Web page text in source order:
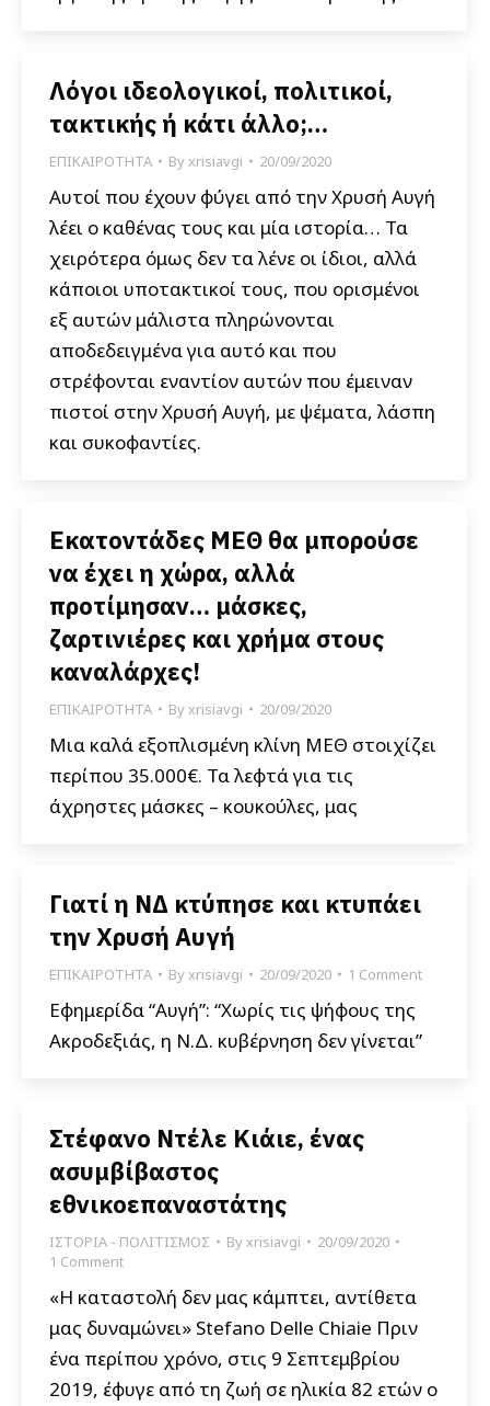
Λόγοι ιδεολογικοί, πολιτικοί,
τακτικής ή κάτι άλλο;…
ΕΠΙΚΑΙΡΟΤΗΤΑ Byxrisiavgi 20/09/2020
Αυτοί που έχουν φύγει από την Χρυσή Αυγή
λέει ο καθένας τους και μία ιστορία… Τα
χειρότερα όμως δεν τα λένε οι ίδιοι, αλλά
κάποιοι υποτακτικοί τους, που ορισμένοι
εξ αυτών μάλιστα πληρώνονται
αποδεδειγμένα για αυτό και που
στρέφονται εναντίον αυτών που έμειναν
πιστοί στην Χρυσή Αυγή, με ψέματα, λάσπη
και συκοφαντίες.
Εκατοντάδες ΜΕΘ θα μπορούσε
να έχει η χώρα, αλλά
προτίμησαν… μάσκες,
ζαρτινιέρες και χρήμα στους
καναλάρχες!
ΕΠΙΚΑΙΡΟΤΗΤΑ Byxrisiavgi 20/09/2020
Μια καλά εξοπλισμένη κλίνη ΜΕΘ στοιχίζει
περίπου 35.000€. Τα λεφτά για τις
άχρηστες μάσκες – κουκούλες, μας
Γιατί η ΝΔ κτύπησε και κτυπάει
την Χρυσή Αυγή
ΕΠΙΚΑΙΡΟΤΗΤΑ Byxrisiavgi 20/09/2020 1 Comment
Εφημερίδα “Αυγή”: “Χωρίς τις ψήφους της
Ακροδεξιάς, η Ν.Δ. κυβέρνηση δεν γίνεται”
Στέφανο Ντέλε Κιάιε, ένας
ασυμβίβαστος
εθνικοεπαναστάτης
ΙΣΤΟΡΙΑ - ΠΟΛΙΤΙΣΜΟΣ Byxrisiavgi
20/09/2020
1 Comment
«H καταστολή δεν μας κάμπτει, αντίθετα
μας δυναμώνει» Stefano Delle Chiaie Πριν
ένα περίπου χρόνο, στις 9 Σεπτεμβρίου
2019, έφυγε από τη ζωή σε ηλικία 82 ετών ο